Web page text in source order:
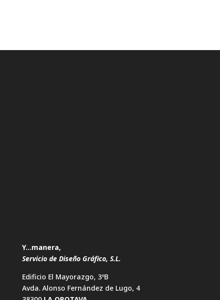
Y…manera,
Servicio de Diseño Gráfico, S.L.
Edificio El Mayorazgo, 3ºB
Avda. Alonso Fernández de Lugo, 4